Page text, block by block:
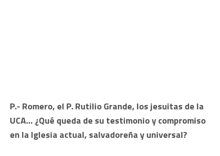
P.- Romero, el P. Rutilio Grande, los jesuitas de la
UCA… ¿Qué queda de su testimonio y compromiso
en la Iglesia actual, salvadoreña y universal?